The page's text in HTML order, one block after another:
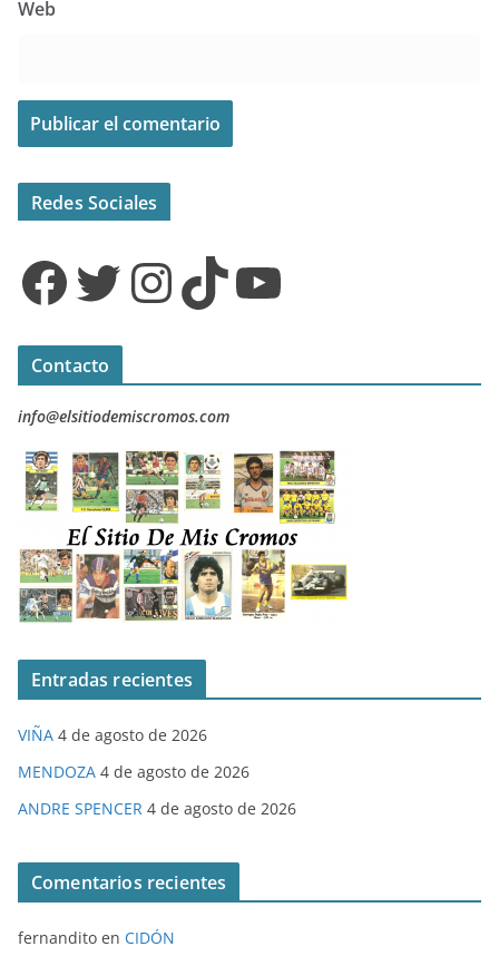
Web
Redes Sociales
Facebook Twitter InstagramTikTok YouTube
Contacto
info@elsitiodemiscromos.com
Entradas recientes
VIÑA 4 de agosto de 2026
MENDOZA 4 de agosto de 2026
ANDRE SPENCER 4 de agosto de 2026
Comentarios recientes
fernandito en CIDÓN